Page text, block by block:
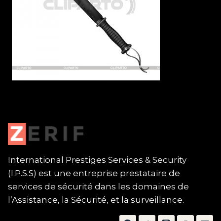
International Prestiges Services & Security
(I.P.S.S) est une entreprise prestataire de
services de sécurité dans les domaines de
l’Assistance, la Sécurité, et la surveillance.